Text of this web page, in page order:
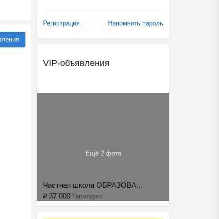
Регистрация Напомнить пароль
VIP-объявления
Ещё 2 фото
Частная школа ОБРАЗОВА...
₽ 37 000 Пятигорск